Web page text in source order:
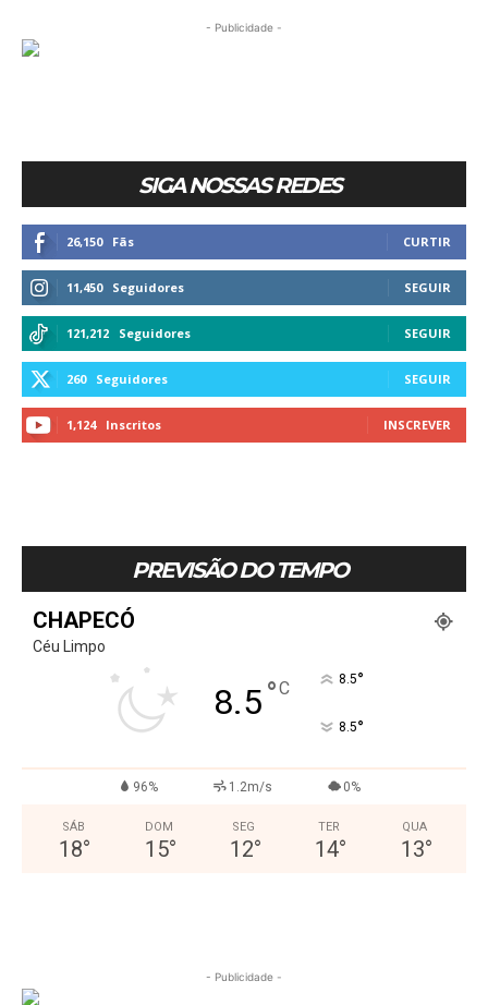
- Publicidade -
SIGA NOSSAS REDES
26,150 Fãs CURTIR
11,450 Seguidores SEGUIR
121,212 Seguidores SEGUIR
260 Seguidores SEGUIR
1,124 Inscritos INSCREVER
PREVISÃO DO TEMPO
CHAPECÓ
Céu Limpo
8.5°C 8.5°
8.5°
96% 1.2m/s 0%
SÁB
18°
DOM
15°
SEG
12°
TER
14°
QUA
13°
- Publicidade -